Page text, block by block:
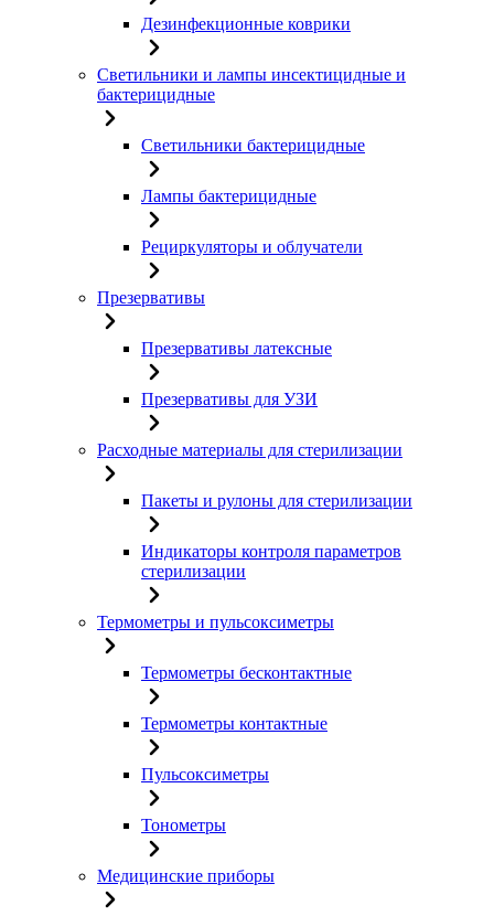
Дезинфекционные коврики
Светильники и лампы инсектицидные и
бактерицидные
Светильники бактерицидные
Лампы бактерицидные
Рециркуляторы и облучатели
Презервативы
Презервативы латексные
Презервативы для УЗИ
Расходные материалы для стерилизации
Пакеты и рулоны для стерилизации
Индикаторы контроля параметров
стерилизации
Термометры и пульсоксиметры
Термометры бесконтактные
Термометры контактные
Пульсоксиметры
Тонометры
Медицинские приборы